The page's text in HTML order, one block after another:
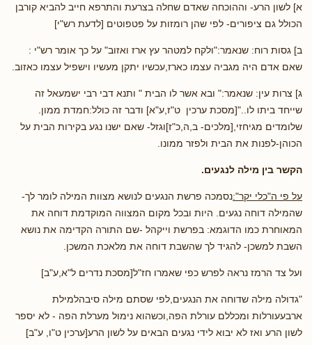
א] לשון הרע- וההוכחה שאדם שחלה בצרעת והתרפא חייב להביא קורבן
הכולל גם ציפורים- לפי שהן רומזות על פטפוטים [לדעת רש"י]
ב] גסות רוח: שנאמר:"ולקח למטהר עץ ארז ואזוב" על כך אומר רש"י :
שאם אדם היה מגביה עצמו כארז,עכשיו יתקן מעשיו וישפיל עצמו כאזוב.
ג] צרות עין: שנאמר:" ובא אשר לו הבית " ותנא דבי רבי ישמעאל זה
שייחד ביתו לו.."[מסכת ערכין ט"ז,ע"א] ודבר זה כולל:חמדת ממון.
שלומדים מגיחזי,[מלכים- ב,ה,כ"ז]וגזל- שאם ישנו נגע בקירות הבית על
הכוהן-לפנות את הבית ולפזר ממונו.
הקשר בין מילה לנגעים.
על פי ה"כלי יקר":נסמכה פרשת הנגעים לנושא מצוות המילה לומר לך-
שהמילה דוחה נגעים. היות ובכל מקום המצווה המוקדמת דוחה את
המאוחרת כמו הדוגמא: בפרשת וייקהל -שם התורה הקדימה את נושא
השבת למשכן- להגיד לך שהשבת דוחה את מלאכת המשכן.
ועל צד הרמז נראה לפרש כפי שאמרו חז"ל[מסכת נדרים ל"א,ע"ב]
"גדולה מילה שדוחה את הנגעים,לפי שסתם מילה סיבהלמילת
ארבעעורלות ומכללם עורלת הפה,וכשהוא נימול מערלת הפה - לא יספר
לשון הרע ואז לא יבוא לידי נגעים הבאים על לשון הרע[ערכין ט"ו, ע"ב]